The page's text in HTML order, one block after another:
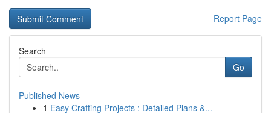
Report Page
Search
Go
Published News
1 Easy Crafting Projects : Detailed Plans &...